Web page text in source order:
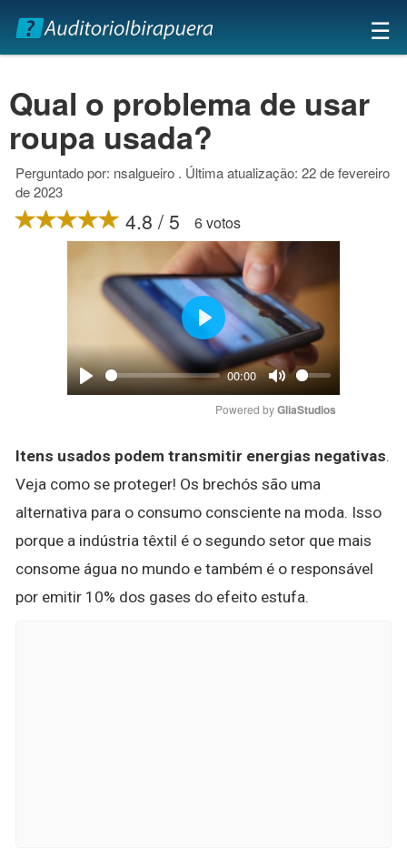
×
☰
Qual o problema de usar
roupa usada?
Perguntado por: nsalgueiro . Última atualização: 22 de fevereiro
de 2023
4.8 / 5 6 votos
Play
00:00
Mute
Play
Powered by GliaStudios
Itens usados podem transmitir energias negativas.
Veja como se proteger! Os brechós são uma
alternativa para o consumo consciente na moda. Isso
porque a indústria têxtil é o segundo setor que mais
consome água no mundo e também é o responsável
por emitir 10% dos gases do efeito estufa.